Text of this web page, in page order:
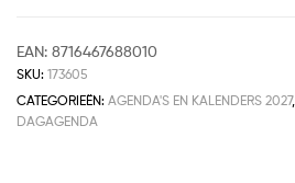
EAN: 8716467688010
SKU: 173605
CATEGORIEËN: AGENDA'S EN KALENDERS 2027,
DAGAGENDA